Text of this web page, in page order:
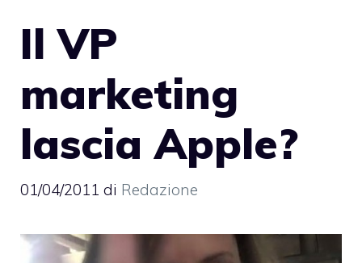
Il VP
marketing
lascia Apple?
01/04/2011 di Redazione